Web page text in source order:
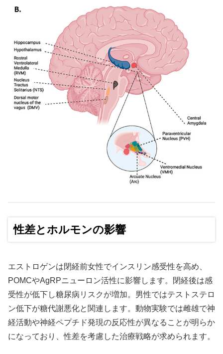
性差とホルモンの影響
エストロゲンは閉経前女性でインスリン感受性を高め、
POMCやAgRPニューロン活性に影響します。閉経後は感
受性が低下し糖尿病リスクが増加。男性ではテストステロ
ン低下が糖代謝悪化と関連します。動物実験では雌雄で神
経活動や神経ペプチド発現の反応性が異なることが明らか
になっており、性差を考慮した治療戦略が求められます。